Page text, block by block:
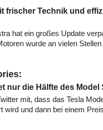
frischer Technik und
hat ein großes Update
wurde an vielen Stellen
nur die Hälfte des Model
mit, dass das Tesla
wird und dann bei einem